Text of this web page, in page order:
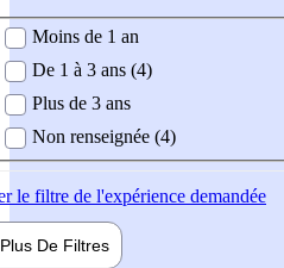
demandée
Moins de 1 an
De 1 à 3 ans (4)
Plus de 3 ans
Non renseignée (4)
le filtre de l'expérience demandée
Plus De Filtres